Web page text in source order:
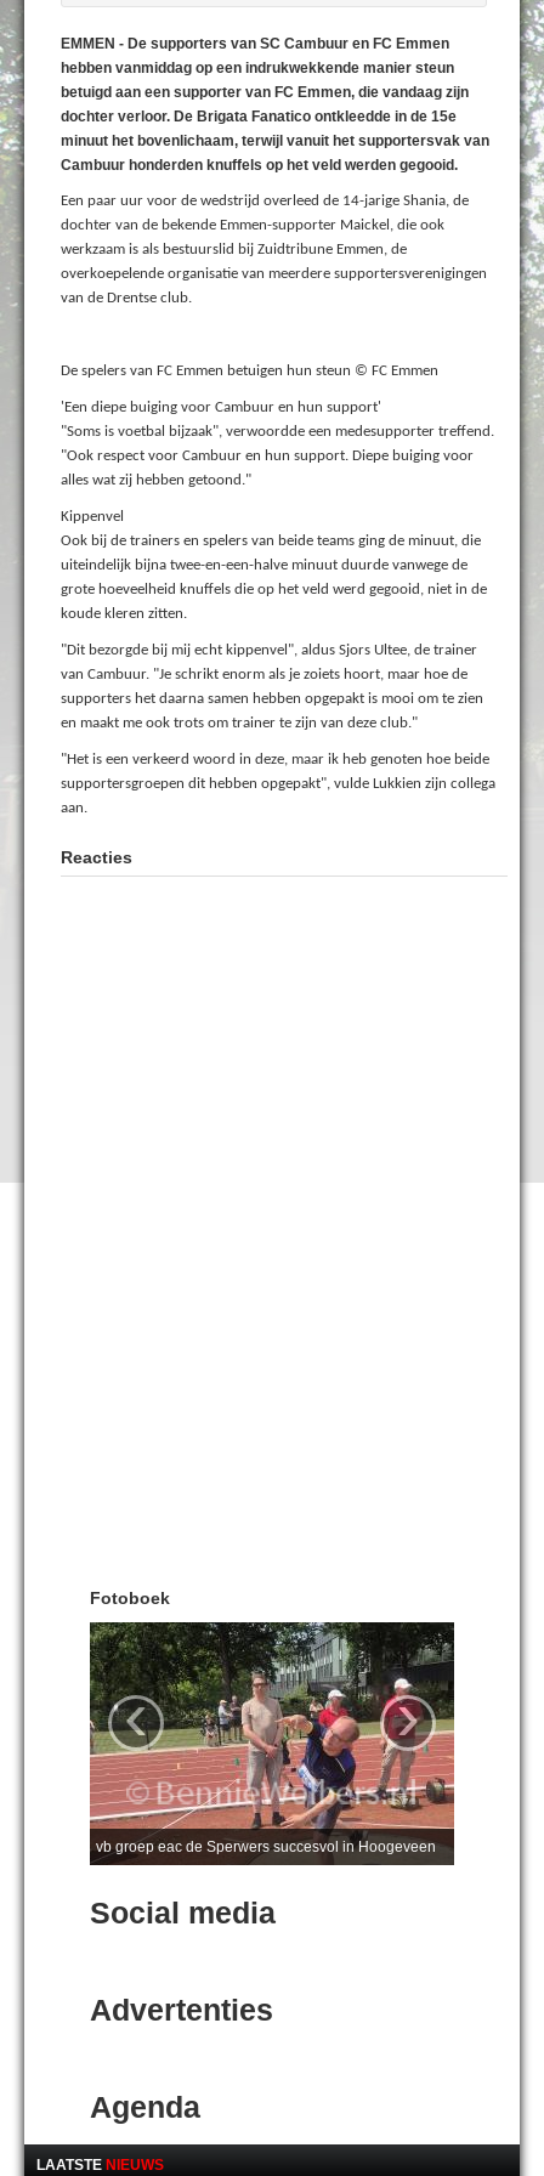
EMMEN - De supporters van SC Cambuur en FC Emmen
hebben vanmiddag op een indrukwekkende manier steun
betuigd aan een supporter van FC Emmen, die vandaag zijn
dochter verloor. De Brigata Fanatico ontkleedde in de 15e
minuut het bovenlichaam, terwijl vanuit het supportersvak van
Cambuur honderden knuffels op het veld werden gegooid.
Een paar uur voor de wedstrijd overleed de 14-jarige Shania, de
dochter van de bekende Emmen-supporter Maickel, die ook
werkzaam is als bestuurslid bij Zuidtribune Emmen, de
overkoepelende organisatie van meerdere supportersverenigingen
van de Drentse club.
De spelers van FC Emmen betuigen hun steun © FC Emmen
'Een diepe buiging voor Cambuur en hun support'
"Soms is voetbal bijzaak", verwoordde een medesupporter treffend.
"Ook respect voor Cambuur en hun support. Diepe buiging voor
alles wat zij hebben getoond."
Kippenvel
Ook bij de trainers en spelers van beide teams ging de minuut, die
uiteindelijk bijna twee-en-een-halve minuut duurde vanwege de
grote hoeveelheid knuffels die op het veld werd gegooid, niet in de
koude kleren zitten.
"Dit bezorgde bij mij echt kippenvel", aldus Sjors Ultee, de trainer
van Cambuur. "Je schrikt enorm als je zoiets hoort, maar hoe de
supporters het daarna samen hebben opgepakt is mooi om te zien
en maakt me ook trots om trainer te zijn van deze club."
"Het is een verkeerd woord in deze, maar ik heb genoten hoe beide
supportersgroepen dit hebben opgepakt", vulde Lukkien zijn collega
aan.
Reacties
Fotoboek
vb groep eac de Sperwers succesvol in Hoogeveen
‹ ›
Social media
Advertenties
Agenda
LAATSTE NIEUWS